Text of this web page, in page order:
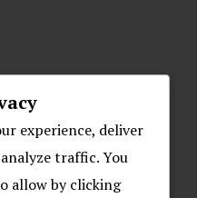
experience, deliver
traffic. You
allow by clicking